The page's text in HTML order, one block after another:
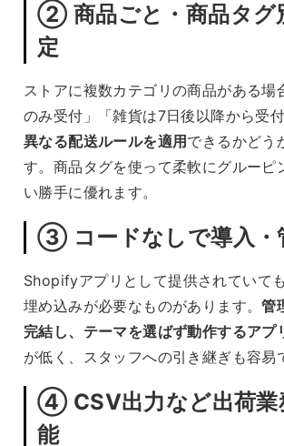
② 商品ごと・商品タグ
定
ストアに複数カテゴリの商品がある場
のみ受付」「雑貨は7日後以降から受付
異なる配送ルールを適用 できるかどう
す。商品タグを使って柔軟にグルーピ
い勝手に優れます。
③ コードなしで導入・
Shopifyアプリとして提供されていて
埋め込みが必要なものがあります。管
完結し、テーマを選ばず動作するアプ
が低く、スタッフへの引き継ぎも容易
④ CSV出力など出荷業
能